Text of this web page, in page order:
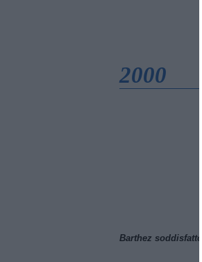
2000
Barthez